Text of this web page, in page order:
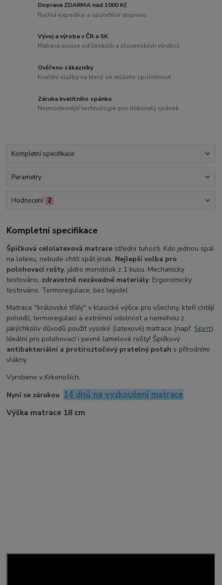
Doprava ZDARMA nad 1000 Kč
Rychlá expedice a spolehliví dopravci
Vývoj a výroba v ČR a SK
Matrace pouze od českých a slovenských výrobců
Ověřeno zákazníky
Kvalitní služby na které se můžete spolehnout
Záruka kvalitního spánku
Nejmodernější technologie pro dokonalý spánek
Kompletní specifikace
Parametry
Hodnocení 2
Kompletní specifikace
Špičková celolatexová matrace střední tuhosti. Kdo jednou spal
na latexu, nebude chtít spát jinak. Nejlepší volba pro
polohovací rošty, jádro monoblok z 1 kusu. Mechanicky
testováno, zdravotně nezávadné materiály. Ergonomicky
testováno. Termoregulace, bez lepidel.
Matrace "královské třídy" v klasické výšce pro všechny, kteří chtějí
pohodlí, termoregulaci a extrémní odolnost a nemohou z
jakýchkoliv důvodů použít vysoké (latexové) matrace (např. Spirit).
Ideální pro polohovací i pevné lamelové rošty! Špičkový
antibakteriální a protiroztočový pratelný potah s přírodními
vlákny.
Vyrobeno v Krkonoších.
Nyní se zárukou 14 dnů na vyzkoušení matrace
Výška matrace 18 cm